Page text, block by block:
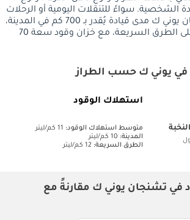
الشخصية. سواءً للتنقلات اليومية أو الرحلات
الطويلة، توفر تشنجان يوني ك مدى قيادة يُقدر بـ 700 كم في المدينة،
ويصل إلى 840 كم على الطرق السريعة، مع خزان وقود سعة 70
في يوني ك حسب الطراز
استهلاك الوقود
متوسط ​​استهلاك الوقود: 11 كم/ليتر
المدينة: 10 كم/ليتر
الطرق السريعة: 12 كم/ليتر
في تشنجان يوني ك مقارنةً مع